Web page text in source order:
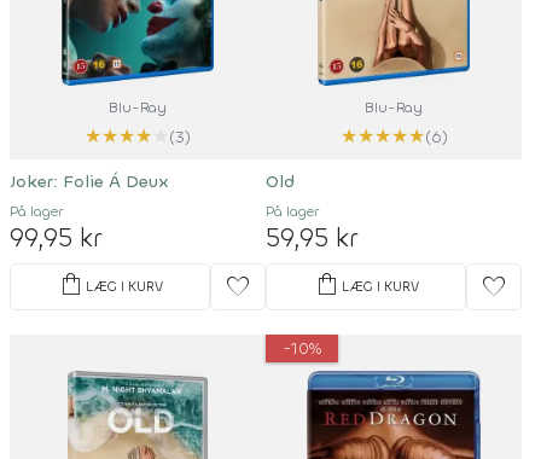
Blu-Ray
★★★★
(3)
Joker: Folie Á Deux
På lager
99,95 kr
shopping_bag LÆG I KURV favorite
Blu-Ray
★★★★★(6)
Old
På lager
59,95 kr
shopping_bag LÆG I KURV favorite
-10%